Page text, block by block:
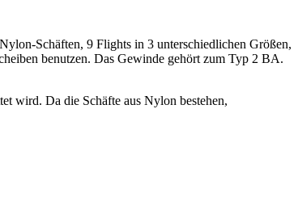
Schäften, 9 Flights in 3 unterschiedlichen Größen,
benutzen. Das Gewinde gehört zum Typ 2 BA.
wird. Da die Schäfte aus Nylon bestehen,